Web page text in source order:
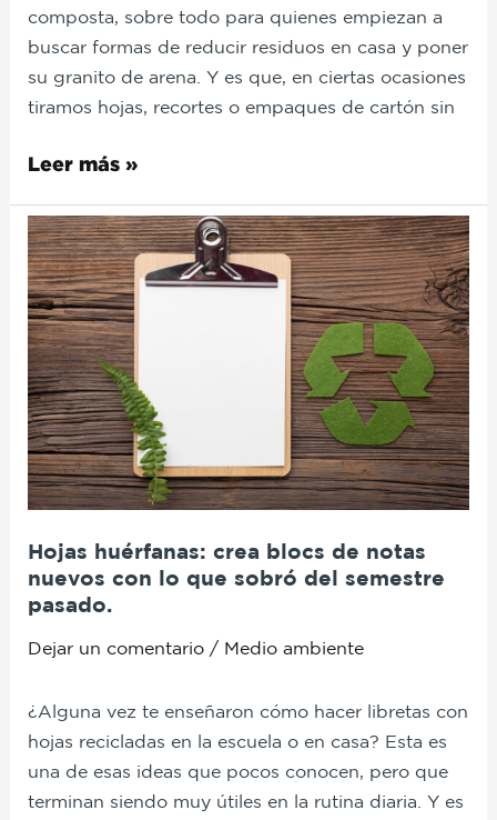
composta, sobre todo para quienes empiezan a
buscar formas de reducir residuos en casa y poner
su granito de arena. Y es que, en ciertas ocasiones
tiramos hojas, recortes o empaques de cartón sin
Leer más »
Hojas huérfanas: crea blocs de notas
nuevos con lo que sobró del semestre
pasado.
Dejar un comentario / Medio ambiente
¿Alguna vez te enseñaron cómo hacer libretas con
hojas recicladas en la escuela o en casa? Esta es
una de esas ideas que pocos conocen, pero que
terminan siendo muy útiles en la rutina diaria. Y es
Hojas
huérfanas:
crea
blocs
de
notas
nuevos
con
lo
que
del
semestre
pasado.